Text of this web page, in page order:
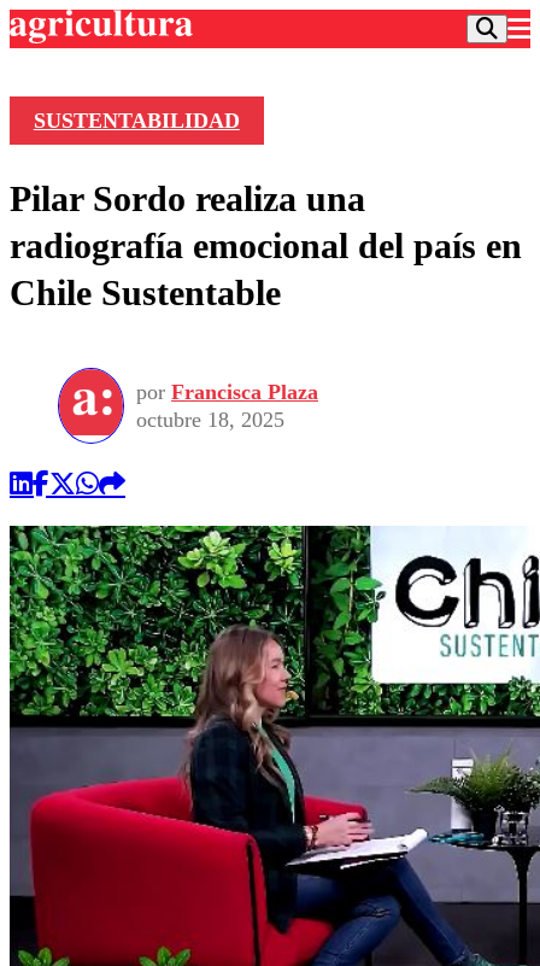
Frecuencias
Agricultura TV
Deportes
Colo Colo
Seleccion Chilena
Torneo Internacional
Universidad de Chile
Entretención
Economía
Internacional
Sustentabilidad
Publicaciones en medios
Opinión
SUSTENTABILIDAD
Pilar Sordo realiza una
radiografía emocional del país en
Chile Sustentable
por Francisca Plaza
octubre 18, 2025